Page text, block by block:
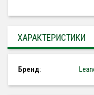
ХАРАКТЕРИСТИКИ
Бренд: